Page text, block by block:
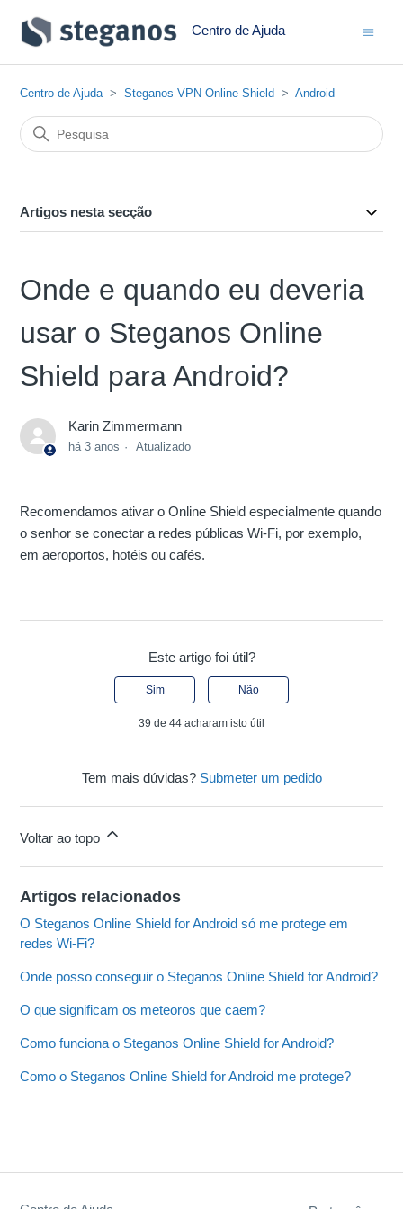
Centro de Ajuda
Centro de Ajuda Steganos VPN Online Shield Android
Artigos nesta secção
Onde e quando eu deveria
usar o Steganos Online
Shield para Android?
Karin Zimmermann
há 3 anos Atualizado
Recomendamos ativar o Online Shield especialmente quando
o senhor se conectar a redes públicas Wi-Fi, por exemplo,
em aeroportos, hotéis ou cafés.
Este artigo foi útil?
Sim Não
39 de 44 acharam isto útil
Tem mais dúvidas? Submeter um pedido
Voltar ao topo
Artigos relacionados
O Steganos Online Shield for Android só me protege em
redes Wi-Fi?
Onde posso conseguir o Steganos Online Shield for Android?
O que significam os meteoros que caem?
Como funciona o Steganos Online Shield for Android?
Como o Steganos Online Shield for Android me protege?